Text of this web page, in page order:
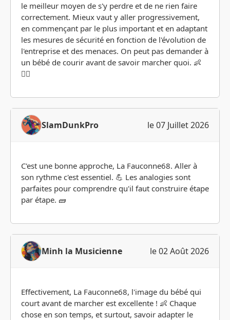
le meilleur moyen de s'y perdre et de ne rien faire
correctement. Mieux vaut y aller progressivement,
en commençant par le plus important et en adaptant
les mesures de sécurité en fonction de l'évolution de
l'entreprise et des menaces. On peut pas demander à
un bébé de courir avant de savoir marcher quoi. 👶
🏃‍♂️
SlamDunkPro le 07 Juillet 2026
C'est une bonne approche, La Fauconne68. Aller à
son rythme c'est essentiel. 💪 Les analogies sont
parfaites pour comprendre qu'il faut construire étape
par étape. 🧱
Minh la Musicienne le 02 Août 2026
Effectivement, La Fauconne68, l'image du bébé qui
court avant de marcher est excellente ! 👶 Chaque
chose en son temps, et surtout, savoir adapter le